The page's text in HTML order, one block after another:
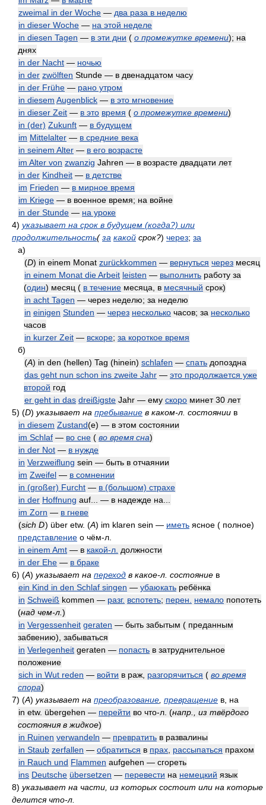
zweimal in der Woche — два раза в неделю
in dieser Woche — на этой неделе
in diesen Tagen — в эти дни ( о промежутке времени); на
днях
in der Nacht — ночью
in der zwölften Stunde — в двенадцатом часу
in der Frühe — рано утром
in diesem Augenblick — в это мгновение
in dieser Zeit — в это время ( о промежутке времени)
in (der) Zukunft — в будущем
im Mittelalter — в средние века
in seinem Alter — в его возрасте
im Alter von zwanzig Jahren — в возрасте двадцати лет
in der Kindheit — в детстве
im Frieden — в мирное время
im Kriege — в военное время; на войне
in der Stunde — на уроке
4) указывает на срок в будущем (когда?) или
продолжительность(за какой срок?) через; за
а)
(D) in einem Monat zurückkommen — вернуться через месяц
in einem Monat die Arbeit leisten — выполнить работу за
(один) месяц ( в течение месяца, в месячный срок)
in acht Tagen — через неделю; за неделю
in einigen Stunden — через несколько часов; за несколько
часов
in kurzer Zeit — вскоре; за короткое время
б)
(A) in den (hellen) Tag (hinein) schlafen — спать допоздна
das geht nun schon ins zweite Jahr — это продолжается уже
второй год
er geht in das dreißigste Jahr — ему скоро минет 30 лет
5) (D) указывает на пребывание в каком-л. состоянии в
in diesem Zustand(e) — в этом состоянии
im Schlaf — во сне ( во время сна)
in der Not — в нужде
in Verzweiflung sein — быть в отчаянии
im Zweifel — в сомнении
in (großer) Furcht — в (большом) страхе
in der Hoffnung auf... — в надежде на...
im Zorn — в гневе
(sich D) über etw. (A) im klaren sein — иметь ясное ( полное)
представление о чём-л.
in einem Amt — в какой-л. должности
in der Ehe — в браке
6) (A) указывает на переход в какое-л. состояние в
ein Kind in den Schlaf singen — убаюкать ребёнка
in Schweiß kommen — разг. вспотеть; перен. немало попотеть
(над чем-л. )
in Vergessenheit geraten — быть забытым ( преданным
забвению), забываться
in Verlegenheit geraten — попасть в затруднительное
положение
sich in Wut reden — войти в раж, разгорячиться ( во время
спора)
7) (A) указывает на преобразование превращение в, на
in etw. übergehen — перейти во что-л. (напр., из твёрдого
состояния в жидкое)
in Ruinen verwandeln — превратить в развалины
in Staub zerfallen — обратиться в прах рассыпаться прахом
in Rauch und Flammen aufgehen — сгореть
ins Deutsche übersetzen — перевести на немецкий язык
8) указывает на части, из которых состоит или на которые
делится что-л.